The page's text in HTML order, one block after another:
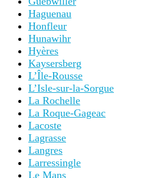
Haguenau
Honfleur
Hunawihr
Hyères
Kaysersberg
L’Île-Rousse
L’Isle-sur-la-Sorgue
La Rochelle
La Roque-Gageac
Lacoste
Lagrasse
Langres
Larressingle
Le Mans